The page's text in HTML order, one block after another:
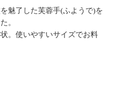
魅了した芙蓉手(ふようで)を
。
。使いやすいサイズでお料